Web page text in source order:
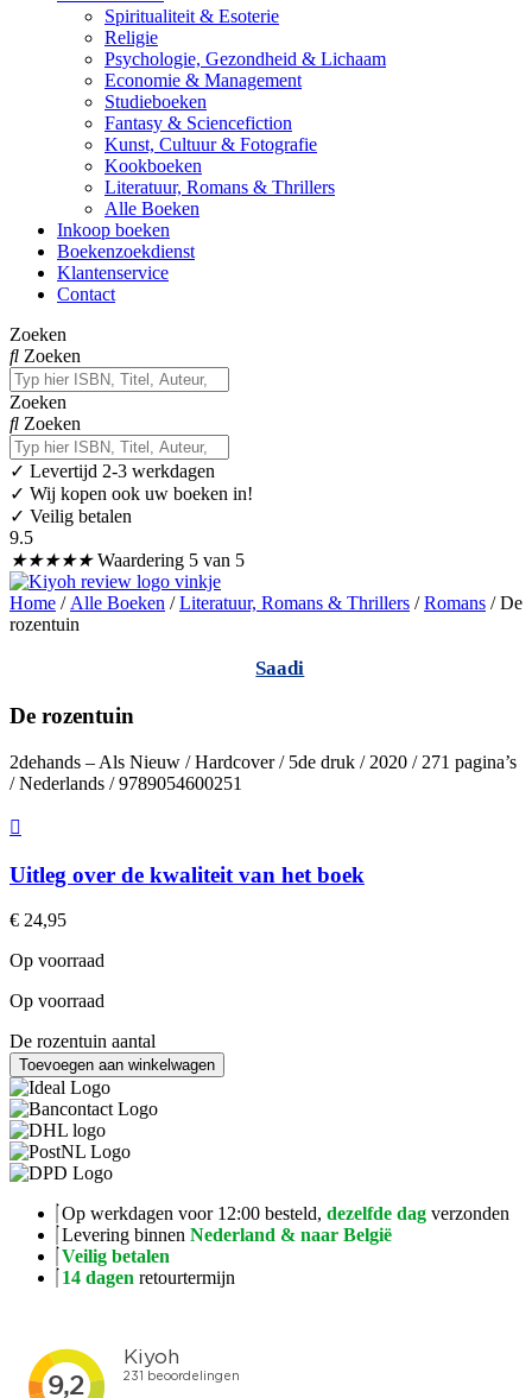
Spiritualiteit & Esoterie
Religie
Psychologie, Gezondheid & Lichaam
Economie & Management
Studieboeken
Fantasy & Sciencefiction
Kunst, Cultuur & Fotografie
Kookboeken
Literatuur, Romans & Thrillers
Alle Boeken
Inkoop boeken
Boekenzoekdienst
Klantenservice
Contact
Zoeken
Zoeken
Zoeken
Zoeken
✓ Levertijd 2-3 werkdagen
✓ Wij kopen ook uw boeken in!
✓ Veilig betalen
9.5
★★★★★ Waardering 5 van 5
Home / Alle Boeken /Literatuur, Romans & Thrillers /Romans / De
rozentuin
Saadi
De rozentuin
2dehands – Als Nieuw / Hardcover / 5de druk / 2020 / 271 pagina’s
/ Nederlands / 9789054600251
Uitleg over de kwaliteit van het boek
€ 24,95
Op voorraad
Op voorraad
De rozentuin aantal
Toevoegen aan winkelwagen
Op werkdagen voor 12:00 besteld, dezelfde dag verzonden
Levering binnen Nederland & naar België
Veilig betalen
14 dagen retourtermijn